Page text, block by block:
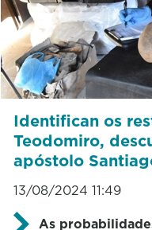
Identifican os
Teodomiro,
apóstolo
13/08/2024 11:49
As